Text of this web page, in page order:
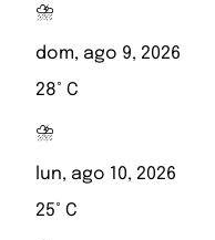
⛈️
dom, ago 9, 2026
28° C
⛈️
lun, ago 10, 2026
25° C